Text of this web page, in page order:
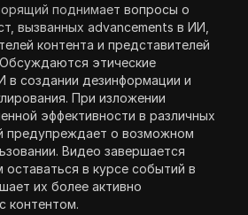
поднимает вопросы о
вызванных advancements в ИИ,
контента и представителей
этические
в создании дезинформации и
При изложении
эффективности в различных
предупреждает о возможном
Видео завершается
оставаться в курсе событий в
их более активно
контентом.